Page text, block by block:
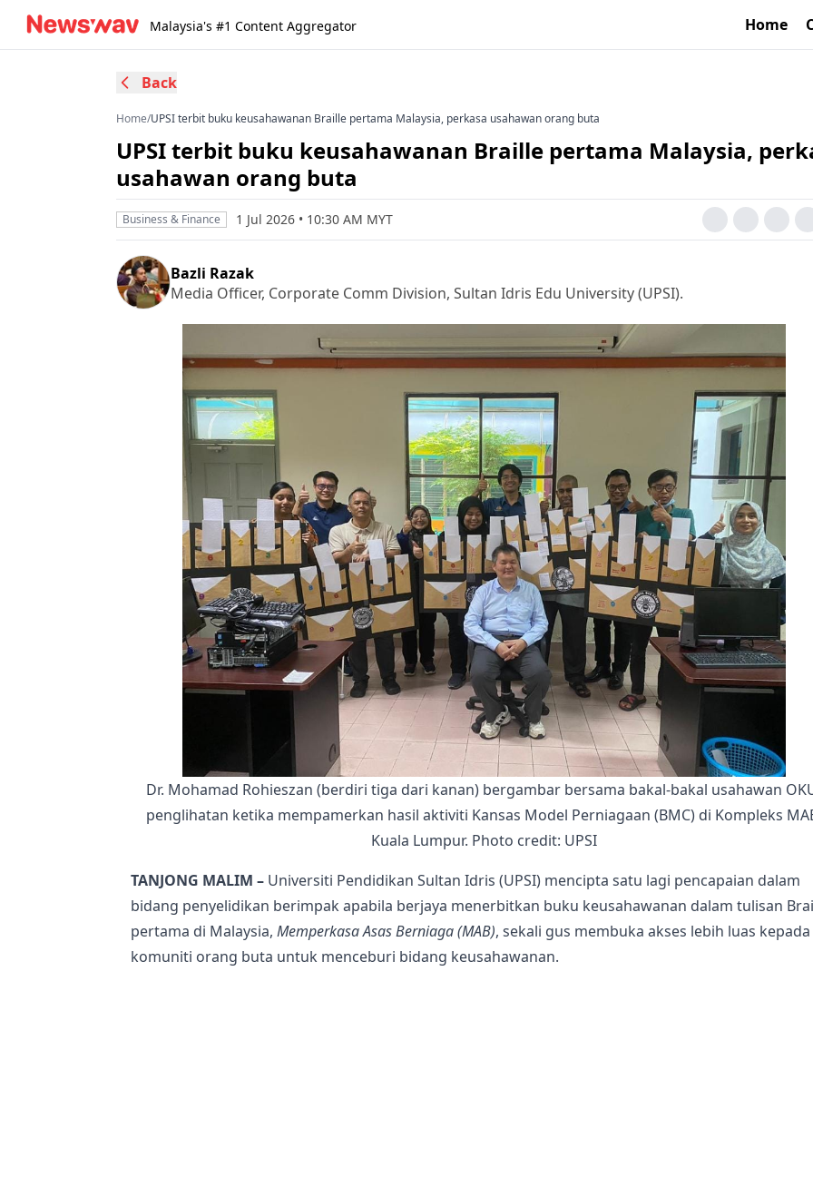
Malaysia's #1 Content Aggregator Home
Back
Home/UPSI terbit buku keusahawanan Braille pertama Malaysia, perkasa usahawan orang buta
UPSI terbit buku keusahawanan Braille pertama Malaysia,
usahawan orang buta
Business & Finance 1 Jul 2026 • 10:30 AM MYT
Bazli Razak
Media Officer, Corporate Comm Division, Sultan Idris Edu University (UPSI).
Dr. Mohamad Rohieszan (berdiri tiga dari kanan) bergambar bersama bakal-bakal usahawan
penglihatan ketika mempamerkan hasil aktiviti Kansas Model Perniagaan (BMC) di Kompleks
Kuala Lumpur. Photo credit: UPSI
TANJONG MALIM – Universiti Pendidikan Sultan Idris (UPSI) mencipta satu lagi pencapaian dalam
bidang penyelidikan berimpak apabila berjaya menerbitkan buku keusahawanan dalam tulisan
pertama di Malaysia, Memperkasa Asas Berniaga (MAB), sekali gus membuka akses lebih luas kepada
komuniti orang buta untuk menceburi bidang keusahawanan.